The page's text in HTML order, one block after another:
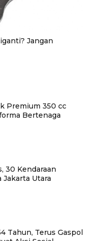
Jangan
Premium 350 cc
Bertenaga
30 Kendaraan
Utara
Tahun, Terus Gaspol